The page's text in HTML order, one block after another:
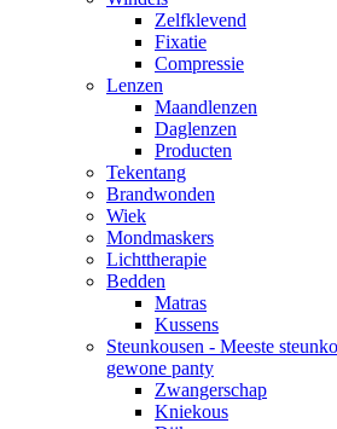
Zelfklevend
Fixatie
Compressie
Lenzen
Maandlenzen
Daglenzen
Producten
Tekentang
Brandwonden
Wiek
Mondmaskers
Lichttherapie
Bedden
Matras
Kussens
Steunkousen - Meeste
gewone panty
Zwangerschap
Kniekous